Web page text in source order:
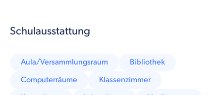
Schulausstattung
Aula/Versammlungsraum
Bibliothek
Computerräume
Klassenzimmer